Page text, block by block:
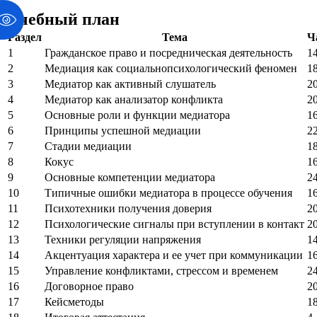
Учебный план
Раздел Тема
1
Гражданское право и посредническая деятельность
2
Медиация как социальнопсихологический феномен
3
Медиатор как активный слушатель
4
Медиатор как анализатор конфликта
5
Основные роли и функции медиатора
6
Принципы успешной медиации
7
Стадии медиации
8
Кокус
9
Основные компетенции медиатора
10
Типичные ошибки медиатора в процессе обучения
11
Психотехники получения доверия
12
Психологические сигналы при вступлении в контакт
13
Техники регуляции напряжения
14
Акцентуация характера и ее учет при коммуникации
15
Управление конфликтами, стрессом и временем
16
Договорное право
17
Кейсметоды